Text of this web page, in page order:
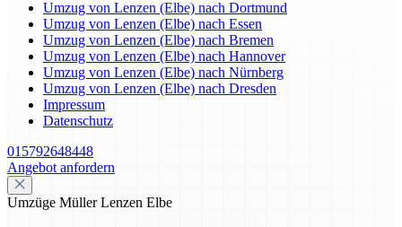
Umzug von Lenzen (Elbe) nach Dortmund
Umzug von Lenzen (Elbe) nach Essen
Umzug von Lenzen (Elbe) nach Bremen
Umzug von Lenzen (Elbe) nach Hannover
Umzug von Lenzen (Elbe) nach Nürnberg
Umzug von Lenzen (Elbe) nach Dresden
Impressum
Datenschutz
015792648448
Angebot anfordern
Umzüge Müller Lenzen Elbe